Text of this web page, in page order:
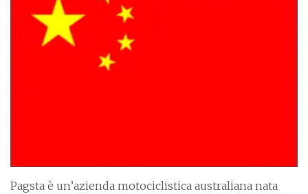
Pagsta è un’azienda motociclistica australiana nata